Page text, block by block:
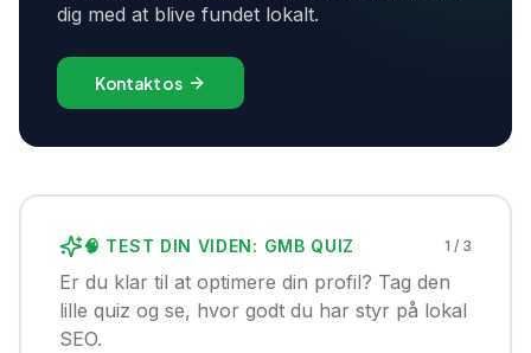
dig med at blive fundet lokalt.
Kontakt os
🧠 TEST DIN VIDEN: GMB QUIZ 1 / 3
Er du klar til at optimere din profil? Tag den
lille quiz og se, hvor godt du har styr på lokal
SEO.